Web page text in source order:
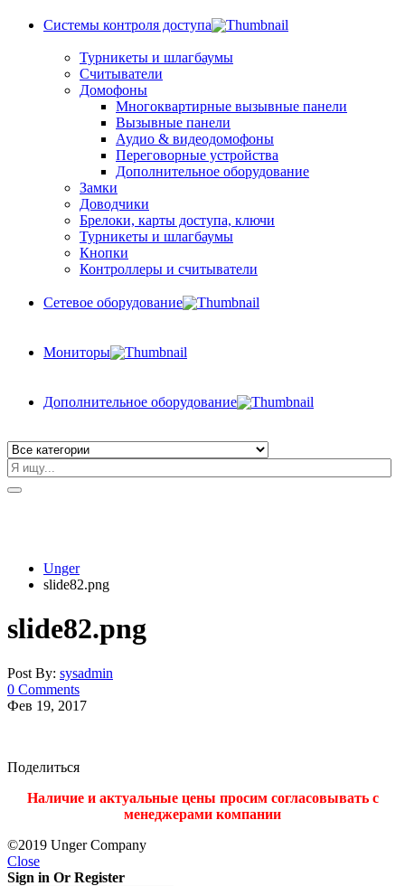
Системы контроля доступа
Турникеты и шлагбаумы
Cчитыватели
Домофоны
Многоквартирные вызывные панели
Вызывные панели
Аудио & видеодомофоны
Переговорные устройства
Дополнительное оборудование
Замки
Доводчики
Брелоки, карты доступа, ключи
Турникеты и шлагбаумы
Кнопки
Контроллеры и считыватели
Сетевое оборудование
Мониторы
Дополнительное оборудование
Unger
slide82.png
slide82.png
Post By: sysadmin
0 Comments
Фев 19, 2017
Поделиться
Наличие и актуальные цены просим согласовывать с
менеджерами компании
©2019 Unger Company
Close
Sign in Or Register